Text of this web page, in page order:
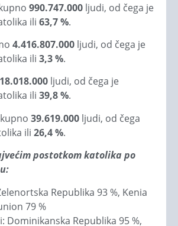
990.747.000 ljudi, od čega je
ili 63,7 %.
4.416.807.000 ljudi, od čega je
ili 3,3 %.
ljudi, od čega je
ili 39,8 %.
39.619.000 ljudi, od čega
ili 26,4 %.
postotkom katolika po
Republika 93 %, Kenia
79 %
Dominikanska Republika 95 %,